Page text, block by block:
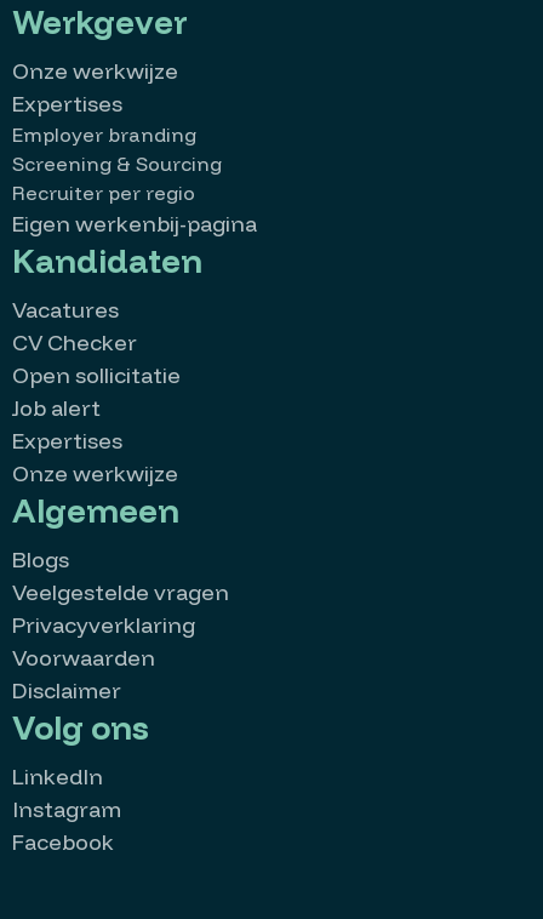
Werkgever
Onze werkwijze
Expertises
Employer branding
Screening & Sourcing
Recruiter per regio
Eigen werkenbij-pagina
Kandidaten
Vacatures
CV Checker
Open sollicitatie
Job alert
Expertises
Onze werkwijze
Algemeen
Blogs
Veelgestelde vragen
Privacyverklaring
Voorwaarden
Disclaimer
Volg ons
LinkedIn
Instagram
Facebook